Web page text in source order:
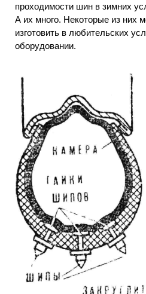
проходимости шин в зимних
А их много. Некоторые из них
изготовить в любительских
оборудовании.